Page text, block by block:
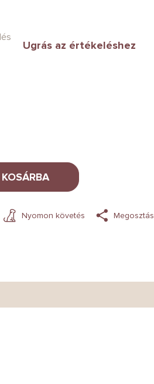
Ugrás az értékeléshez
Nyomon követés Megosztás